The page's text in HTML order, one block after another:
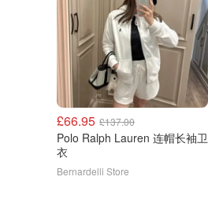
£66.95 £137.00
Polo Ralph Lauren 连帽长袖卫
衣
Bernardelli Store